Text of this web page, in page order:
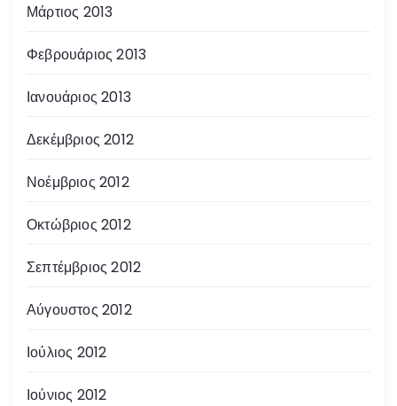
Μάρτιος 2013
Φεβρουάριος 2013
Ιανουάριος 2013
Δεκέμβριος 2012
Νοέμβριος 2012
Οκτώβριος 2012
Σεπτέμβριος 2012
Αύγουστος 2012
Ιούλιος 2012
Ιούνιος 2012